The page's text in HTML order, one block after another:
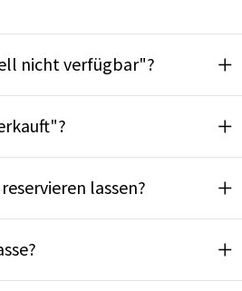
nicht verfügbar"?
lassen?